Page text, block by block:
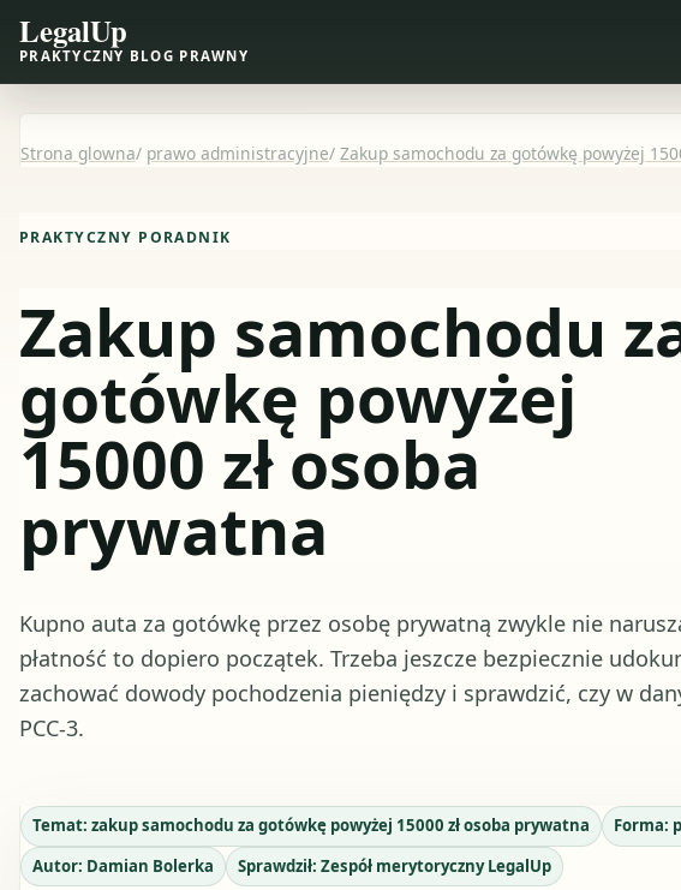
LegalUp
PRAKTYCZNY BLOG PRAWNY
Strona glowna/ prawo administracyjne/ Zakup samochodu za gotówkę powyżej
PRAKTYCZNY PORADNIK
Zakup samochodu
gotówkę powyżej
15000 zł osoba
prywatna
Kupno auta za gotówkę przez osobę prywatną zwykle nie
płatność to dopiero początek. Trzeba jeszcze bezpiecznie
zachować dowody pochodzenia pieniędzy i sprawdzić, czy w
PCC-3.
Temat: zakup samochodu za gotówkę powyżej 15000 zł osoba prywatna Forma:
Autor: Damian Bolerka Sprawdził: Zespół merytoryczny LegalUp